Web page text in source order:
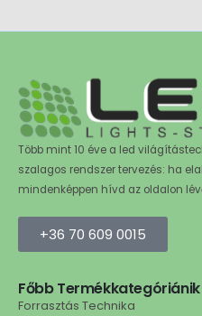
Több mint 10 éve a led
szalagos rendszer tervezés: ha
mindenképpen hívd az oldalon
+36 70 609 0015
Főbb Termékkategóriánik
Forrasztás Technika